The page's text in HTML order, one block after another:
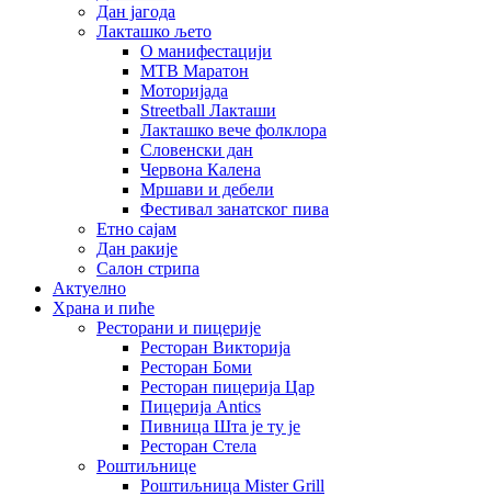
Дан јагода
Лакташко љето
О манифестацији
MTB Маратон
Моторијада
Streetball Лакташи
Лакташко вече фолклора
Словенски дан
Червона Калена
Мршави и дебели
Фестивал занатског пива
Етно сајам
Дан ракије
Салон стрипа
Актуелно
Храна и пиће
Ресторани и пицерије
Ресторан Викторија
Ресторан Боми
Ресторан пицерија Цар
Пицерија Аntics
Пивница Шта је ту је
Ресторан Стела
Роштиљнице
Роштиљница Mister Grill